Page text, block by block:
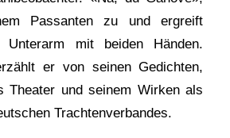
Passanten zu und ergreift
Unterarm mit beiden Händen.
er von seinen Gedichten,
Theater und seinem Wirken als
Trachtenverbandes.